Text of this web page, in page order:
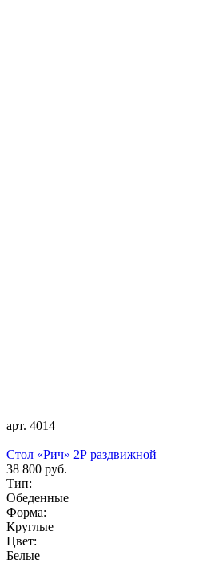
арт. 4014
Стол «Рич» 2Р раздвижной
38 800 руб.
Тип:
Обеденные
Форма:
Круглые
Цвет:
Белые